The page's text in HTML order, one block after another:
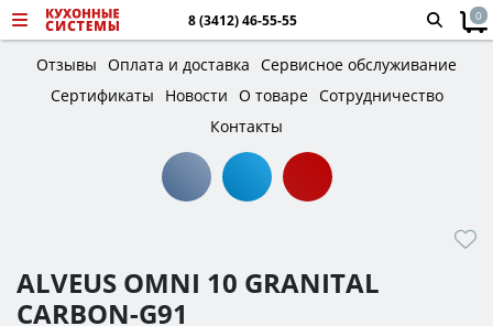
8 (3412) 46-55-55 0
Отзывы Оплата и доставка Сервисное обслуживание
Сертификаты
Новости О товаре Сотрудничество
Контакты
ALVEUS OMNI 10 GRANITAL
CARBON-G91